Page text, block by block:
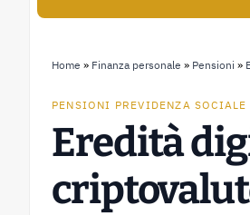
Home » Finanza personale » Pensioni »
PENSIONI PREVIDENZA SOCIALE
Eredità